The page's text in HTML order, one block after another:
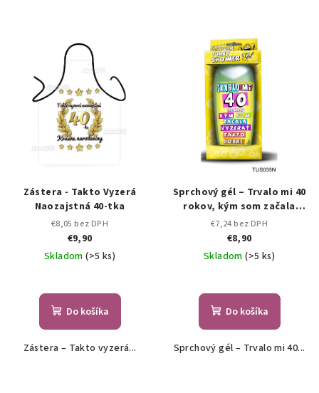
Zástera - Takto Vyzerá
Naozajstná 40-tka
€8,05 bez DPH
€9,90
Skladom(>5 ks)
Do košíka
Zástera – Takto vyzerá...
Sprchový gél – Trvalo mi 40
rokov, kým som začala
vyzerať takto dobre!
€7,24 bez DPH
€8,90
Skladom(>5 ks)
Do košíka
Sprchový gél – Trvalo mi 40...